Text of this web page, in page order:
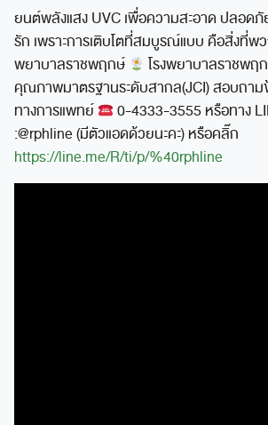
ยนต์พลังแสง UVC เพื่อความสะอาด ปลอด
รัก เพราะการเติบโตที่สมบูรณ์แบบ คือสิ่งที่พวก
พยาบาลราชพฤกษ์
โรงพยาบาลราชพฤ
คุณภาพมาตรฐานระดับสากล(JCI) สอบถาม
ทางการแพทย์
0-4333-3555 หรือทาง
:@rphline (มีตัวแอดด้วยนะคะ) หรือคลิ๊ก
https://line.me/R/ti/p/%40rphline